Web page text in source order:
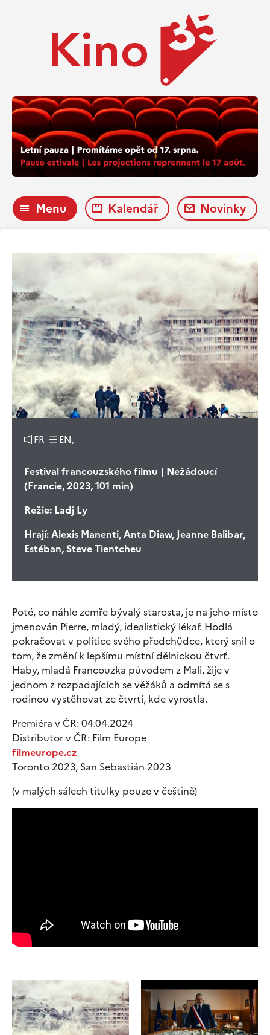
Menu Kalendář Novinky
FR EN,
Festival francouzského filmu | Nežádoucí
(Francie, 2023, 101 min)
Režie: Ladj Ly
Hrají:Alexis Manenti, Anta Diaw, Jeanne Balibar,
Estéban, Steve Tientcheu
Poté, co náhle zemře bývalý starosta, je na jeho místo
jmenován Pierre, mladý, idealistický lékař. Hodlá
pokračovat v politice svého předchůdce, který snil o
tom, že změní k lepšímu místní dělnickou čtvrť.
Haby, mladá Francouzka původem z Mali, žije v
jednom z rozpadajících se věžáků a odmítá se s
rodinou vystěhovat ze čtvrti, kde vyrostla.
Premiéra v ČR: 04.04.2024
Distributor v ČR: Film Europe
filmeurope.cz
Toronto 2023, San Sebastián 2023
(v malých sálech titulky pouze v češtině)